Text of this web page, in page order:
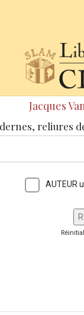
Jacques
reliures
AUTEUR